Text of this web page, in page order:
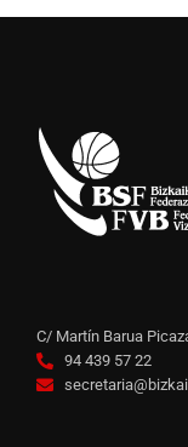
C/ Martín Barua
94 439 57 22